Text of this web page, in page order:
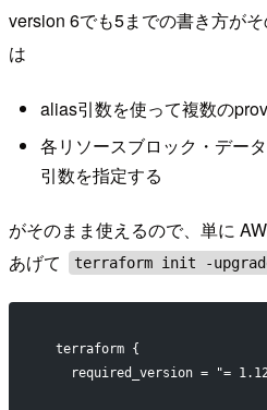
version 6でも5までの書き方が
は
alias引数を使って複数の
各リソースブロック・デー
引数を指定する
がそのまま使えるので、単に
あげて
terraform init -
terraform {
required_version = "=